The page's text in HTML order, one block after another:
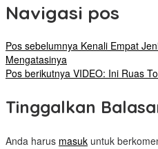
Navigasi pos
Pos sebelumnya Kenali Empat
Mengatasinya
Pos berikutnya VIDEO: Ini Ruas
Tinggalkan
Anda harus masuk untuk